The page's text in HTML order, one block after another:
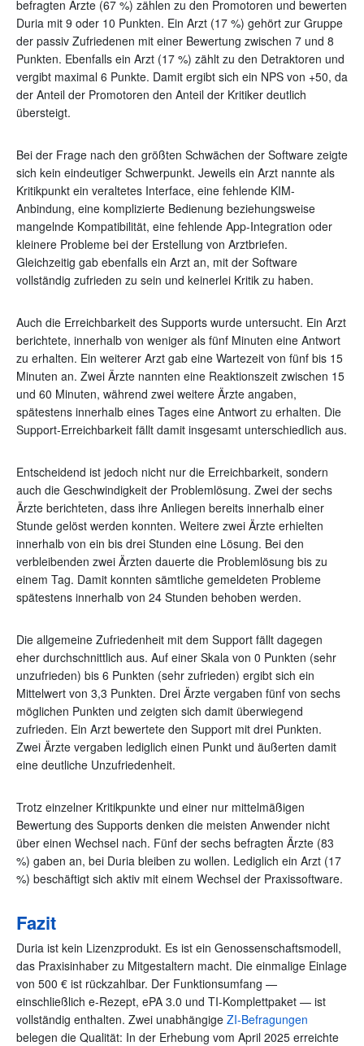
befragten Ärzte (67 %) zählen zu den Promotoren und bewerten
Duria mit 9 oder 10 Punkten. Ein Arzt (17 %) gehört zur Gruppe
der passiv Zufriedenen mit einer Bewertung zwischen 7 und 8
Punkten. Ebenfalls ein Arzt (17 %) zählt zu den Detraktoren und
vergibt maximal 6 Punkte. Damit ergibt sich ein NPS von +50, da
der Anteil der Promotoren den Anteil der Kritiker deutlich
übersteigt.
Bei der Frage nach den größten Schwächen der Software zeigte
sich kein eindeutiger Schwerpunkt. Jeweils ein Arzt nannte als
Kritikpunkt ein veraltetes Interface, eine fehlende KIM-
Anbindung, eine komplizierte Bedienung beziehungsweise
mangelnde Kompatibilität, eine fehlende App-Integration oder
kleinere Probleme bei der Erstellung von Arztbriefen.
Gleichzeitig gab ebenfalls ein Arzt an, mit der Software
vollständig zufrieden zu sein und keinerlei Kritik zu haben.
Auch die Erreichbarkeit des Supports wurde untersucht. Ein Arzt
berichtete, innerhalb von weniger als fünf Minuten eine Antwort
zu erhalten. Ein weiterer Arzt gab eine Wartezeit von fünf bis 15
Minuten an. Zwei Ärzte nannten eine Reaktionszeit zwischen 15
und 60 Minuten, während zwei weitere Ärzte angaben,
spätestens innerhalb eines Tages eine Antwort zu erhalten. Die
Support-Erreichbarkeit fällt damit insgesamt unterschiedlich aus.
Entscheidend ist jedoch nicht nur die Erreichbarkeit, sondern
auch die Geschwindigkeit der Problemlösung. Zwei der sechs
Ärzte berichteten, dass ihre Anliegen bereits innerhalb einer
Stunde gelöst werden konnten. Weitere zwei Ärzte erhielten
innerhalb von ein bis drei Stunden eine Lösung. Bei den
verbleibenden zwei Ärzten dauerte die Problemlösung bis zu
einem Tag. Damit konnten sämtliche gemeldeten Probleme
spätestens innerhalb von 24 Stunden behoben werden.
Die allgemeine Zufriedenheit mit dem Support fällt dagegen
eher durchschnittlich aus. Auf einer Skala von 0 Punkten (sehr
unzufrieden) bis 6 Punkten (sehr zufrieden) ergibt sich ein
Mittelwert von 3,3 Punkten. Drei Ärzte vergaben fünf von sechs
möglichen Punkten und zeigten sich damit überwiegend
zufrieden. Ein Arzt bewertete den Support mit drei Punkten.
Zwei Ärzte vergaben lediglich einen Punkt und äußerten damit
eine deutliche Unzufriedenheit.
Trotz einzelner Kritikpunkte und einer nur mittelmäßigen
Bewertung des Supports denken die meisten Anwender nicht
über einen Wechsel nach. Fünf der sechs befragten Ärzte (83
%) gaben an, bei Duria bleiben zu wollen. Lediglich ein Arzt (17
%) beschäftigt sich aktiv mit einem Wechsel der Praxissoftware.
Fazit
Duria ist kein Lizenzprodukt. Es ist ein Genossenschaftsmodell,
das Praxisinhaber zu Mitgestaltern macht. Die einmalige Einlage
von 500 € ist rückzahlbar. Der Funktionsumfang —
einschließlich e-Rezept, ePA 3.0 und TI-Komplettpaket — ist
vollständig enthalten. Zwei unabhängige ZI-Befragungen
belegen die Qualität: In der Erhebung vom April 2025 erreichte